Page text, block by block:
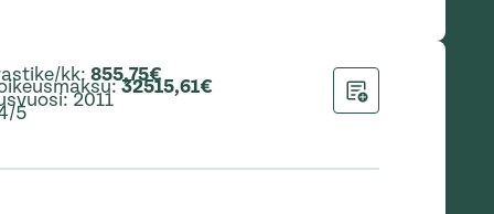
kk: 855,75€
:32515,61€
:2011
5 Lisää hakemukseen